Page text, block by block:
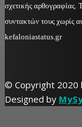
σχετικής
συντακτών τους χωρίς
kefaloniastatus.gr
© Copyright 2020
Designed by